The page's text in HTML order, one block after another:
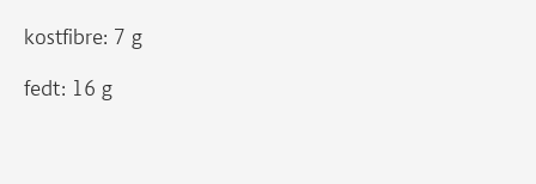
kostfibre: 7 g
fedt: 16 g